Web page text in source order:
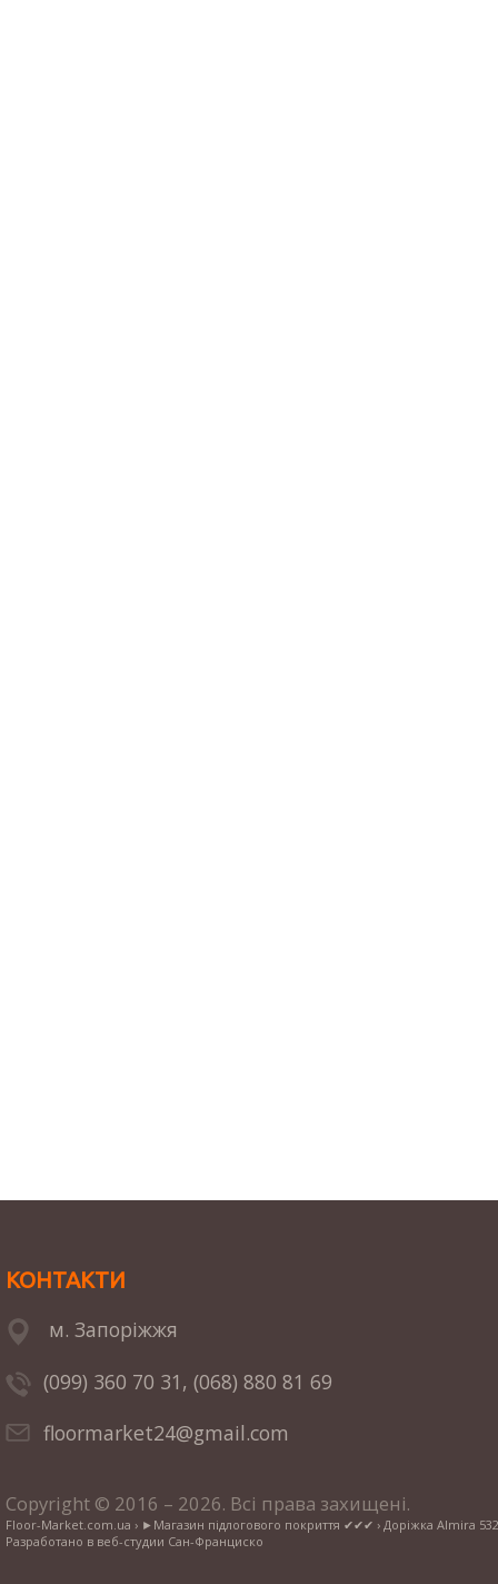
КОНТАКТИ
м. Запоріжжя
(099) 360 70 31, (068) 880 81 69
floormarket24@gmail.com
Copyright © 2016 – 2026. Всі права захищені.
Floor-Market.com.ua › ►Магазин підлогового покриття ✔✔✔ › Доріжка Almira
Разработано в веб-студии Сан-Франциско